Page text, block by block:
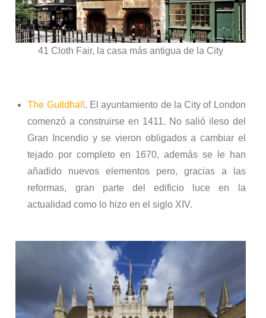
41 Cloth Fair, la casa más antigua de la City
The Guildhall . El ayuntamiento de la City of London
comenzó a construirse en 1411. No salió ileso del
Gran Incendio y se vieron obligados a cambiar el
tejado por completo en 1670, además se le han
añadido nuevos elementos pero, gracias a las
reformas, gran parte del edificio luce en la
actualidad como lo hizo en el siglo XIV.